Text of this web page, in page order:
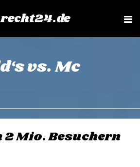
e
vs. Mc
2 Mio. Besuchern